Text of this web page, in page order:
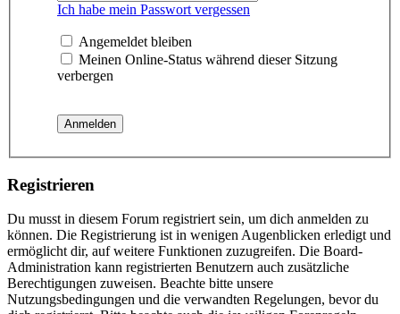
Ich habe mein Passwort vergessen
Angemeldet bleiben
Meinen Online-Status während dieser Sitzung
verbergen
Registrieren
Du musst in diesem Forum registriert sein, um dich anmelden zu
können. Die Registrierung ist in wenigen Augenblicken erledigt und
ermöglicht dir, auf weitere Funktionen zuzugreifen. Die Board-
Administration kann registrierten Benutzern auch zusätzliche
Berechtigungen zuweisen. Beachte bitte unsere
Nutzungsbedingungen und die verwandten Regelungen, bevor du